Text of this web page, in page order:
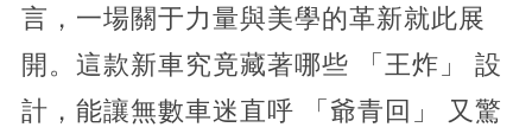
言，一場關于力量與美學的革新就此展
開。這款新車究竟藏著哪些 「王炸」 設
計，能讓無數車迷直呼 「爺青回」 又驚